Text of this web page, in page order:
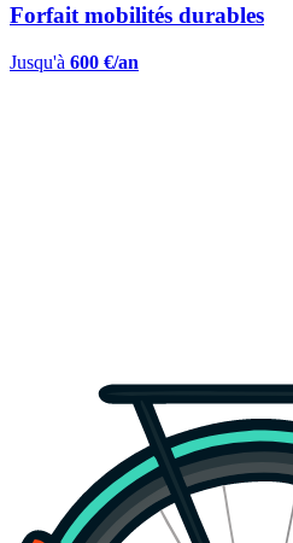
Forfait mobilités durables
Jusqu'à 600 €/an